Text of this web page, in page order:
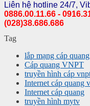
Liên hệ hotline 24/7,
0886.00.11.66 -
(028)38.686.686
Tag
lắp mạng cáp
Cáp quang VNPT
truyền hình cáp
Internet cáp quang
Internet cáp quang
truyền hình mytv